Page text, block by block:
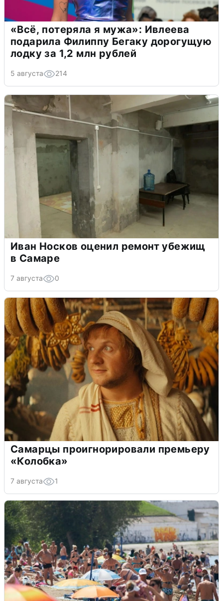
«Всё, потеряла я мужа»: Ивлеева
подарила Филиппу Бегаку дорогущую
лодку за 1,2 млн рублей
5 августа 214
Иван Носков оценил ремонт убежищ
в Самаре
7 августа 0
Самарцы проигнорировали премьеру
«Колобка»
7 августа 1